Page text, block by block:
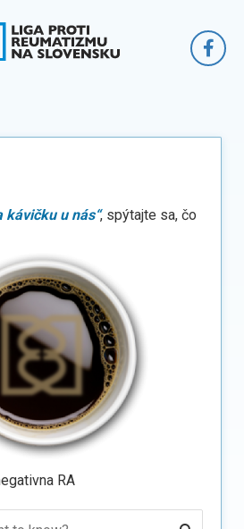
kávičku u nás“, spýtajte sa, čo
RA